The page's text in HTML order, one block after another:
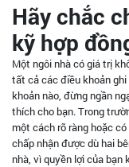
Hãy chắc
kỹ hợp
Một ngôi nhà có giá trị
tất cả các điều khoản
khoản nào, đừng ngần
thích cho bạn. Trong
một cách rõ ràng hoặc
chấp nhận được dù hai
nhà, vì quyền lợi của bạn